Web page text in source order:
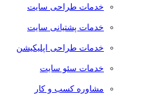
خدمات طراحی سایت
خدمات پشتیانی سایت
خدمات طراحی اپلیکیشن
خدمات سئو سایت
مشاوره کسب و کار